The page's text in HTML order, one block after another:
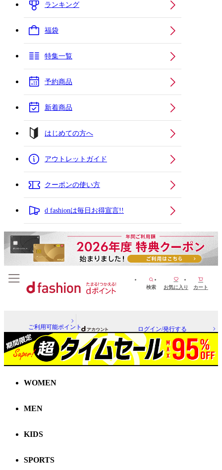
ランキング
福袋
特集一覧
予約商品
新着商品
はじめての方へ
アウトレットガイド
クーポンの使い方
d fashionは毎日お得宣言!!
検索 お気に入り カート
ご利用可能ポイント ログイン/発行する
WOMEN
MEN
KIDS
SPORTS